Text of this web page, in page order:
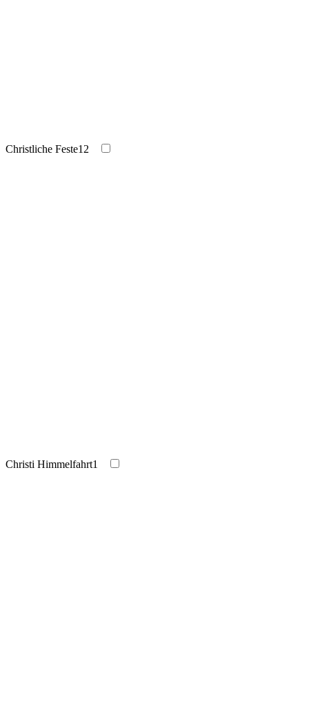
Christliche Feste12
Christi Himmelfahrt1